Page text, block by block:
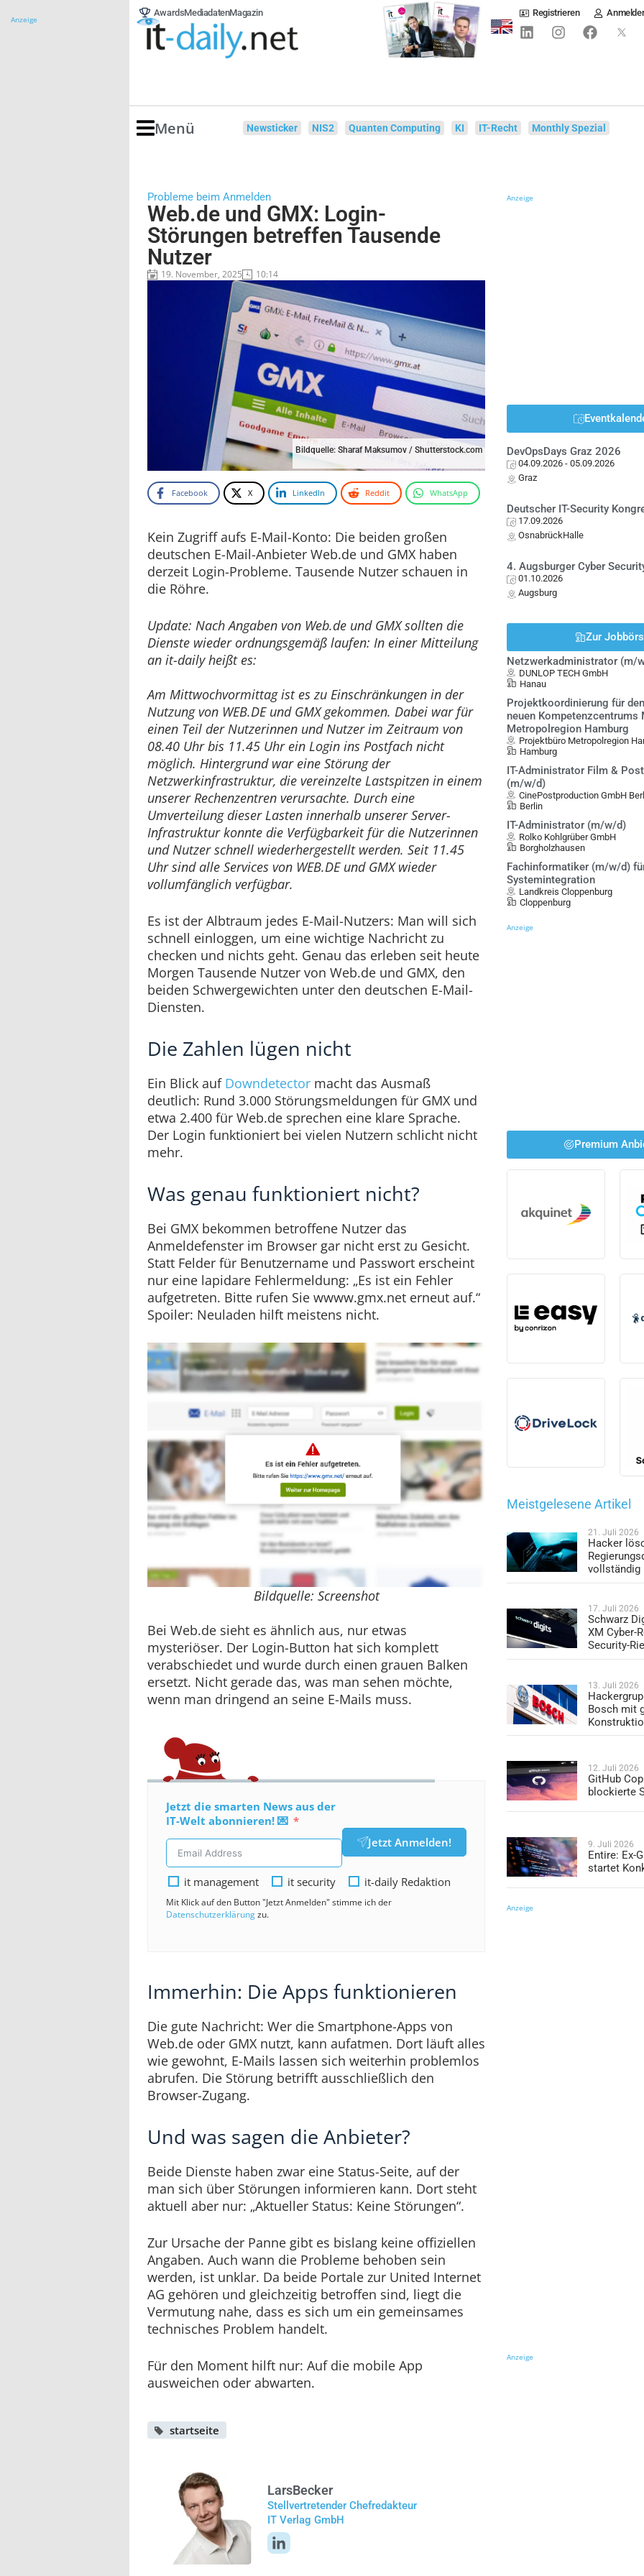
Anzeige
AwardsMediadatenMagazin Registrieren
Menü Newsticker NIS2 Quanten Computing KI IT-Recht Monthly Spezial
Probleme beim Anmelden
Web.de und GMX: Login-
Störungen betreffen Tausende
Nutzer
19. November, 2025 10:14
Bildquelle: Sharaf Maksumov / Shutterstock.com
Facebook X LinkedIn Reddit WhatsApp
Kein Zugriff aufs E-Mail-Konto: Die beiden großen
deutschen E-Mail-Anbieter Web.de und GMX haben
derzeit Login-Probleme. Tausende Nutzer schauen in
die Röhre.
Update: Nach Angaben von Web.de und GMX sollten die
Dienste wieder ordnungsgemäß laufen: In einer Mitteilung
an it-daily heißt es:
Am Mittwochvormittag ist es zu Einschränkungen in der
Nutzung von WEB.DE und GMX gekommen. Dabei war für
einen Teil der Nutzerinnen und Nutzer im Zeitraum von
08.40 Uhr bis 11.45 Uhr ein Login ins Postfach nicht
möglich. Hintergrund war eine Störung der
Netzwerkinfrastruktur, die vereinzelte Lastspitzen in einem
unserer Rechenzentren verursachte. Durch eine
Umverteilung dieser Lasten innerhalb unserer Server-
Infrastruktur konnte die Verfügbarkeit für die Nutzerinnen
und Nutzer schnell wiederhergestellt werden. Seit 11.45
Uhr sind alle Services von WEB.DE und GMX wieder
vollumfänglich verfügbar.
Es ist der Albtraum jedes E-Mail-Nutzers: Man will sich
schnell einloggen, um eine wichtige Nachricht zu
checken und nichts geht. Genau das erleben seit heute
Morgen Tausende Nutzer von Web.de und GMX, den
beiden Schwergewichten unter den deutschen E-Mail-
Diensten.
Die Zahlen lügen nicht
Ein Blick auf Downdetector macht das Ausmaß
deutlich: Rund 3.000 Störungsmeldungen für GMX und
etwa 2.400 für Web.de sprechen eine klare Sprache.
Der Login funktioniert bei vielen Nutzern schlicht nicht
mehr.
Was genau funktioniert nicht?
Bei GMX bekommen betroffene Nutzer das
Anmeldefenster im Browser gar nicht erst zu Gesicht.
Statt Felder für Benutzername und Passwort erscheint
nur eine lapidare Fehlermeldung: „Es ist ein Fehler
aufgetreten. Bitte rufen Sie wwww.gmx.net erneut auf.“
Spoiler: Neuladen hilft meistens nicht.
Bildquelle: Screenshot
Bei Web.de sieht es ähnlich aus, nur etwas
mysteriöser. Der Login-Button hat sich komplett
verabschiedet und wurde durch einen grauen Balken
ersetzt. Nicht gerade das, was man sehen möchte,
wenn man dringend an seine E-Mails muss.
Jetzt die smarten News aus der
IT-Welt abonnieren! 💌
Jetzt Anmelden!
it management it security it-daily Redaktion
Mit Klick auf den Button "Jetzt Anmelden" stimme ich der
Datenschutzerklärungzu.
Immerhin: Die Apps funktionieren
Die gute Nachricht: Wer die Smartphone-Apps von
Web.de oder GMX nutzt, kann aufatmen. Dort läuft alles
wie gewohnt, E-Mails lassen sich weiterhin problemlos
abrufen. Die Störung betrifft ausschließlich den
Browser-Zugang.
Und was sagen die Anbieter?
Beide Dienste haben zwar eine Status-Seite, auf der
man sich über Störungen informieren kann. Dort steht
aktuell aber nur: „Aktueller Status: Keine Störungen“.
Zur Ursache der Panne gibt es bislang keine offiziellen
Angaben. Auch wann die Probleme behoben sein
werden, ist unklar. Da beide Portale zur United Internet
AG gehören und gleichzeitig betroffen sind, liegt die
Vermutung nahe, dass es sich um ein gemeinsames
technisches Problem handelt.
Für den Moment hilft nur: Auf die mobile App
ausweichen oder abwarten.
startseite
LarsBecker
Stellvertretender Chefredakteur
IT Verlag GmbH
Anzeige
DevOpsDays Graz 2026
04.09.2026 - 05.09.2026
Graz
Deutscher IT-Security
17.09.2026
OsnabrückHalle
4. Augsburger Cyber
01.10.2026
Augsburg
Zur
Netzwerkadministrator (m/
DUNLOP TECH GmbH
Hanau
Projektkoordinierung für
neuen
Metropolregion Hamburg
Projektbüro Metropolregion
Hamburg
IT-Administrator Film &
(m/w/d)
CinePostproduction GmbH
Berlin
IT-Administrator (m/w/d)
Rolko Kohlgrüber GmbH
Borgholzhausen
Fachinformatiker (m/w/d)
Systemintegration
Landkreis Cloppenburg
Cloppenburg
Anzeige
Premium
Meistgelesene Artikel
21. Juli 2026
Hacker
vollständig
17. Juli 2026
Schwarz
XM Cyber-
Security-
13. Juli 2026
Bosch mit
12. Juli 2026
GitHub
blockierte
9. Juli 2026
Entire: Ex-
startet
Anzeige
Anzeige